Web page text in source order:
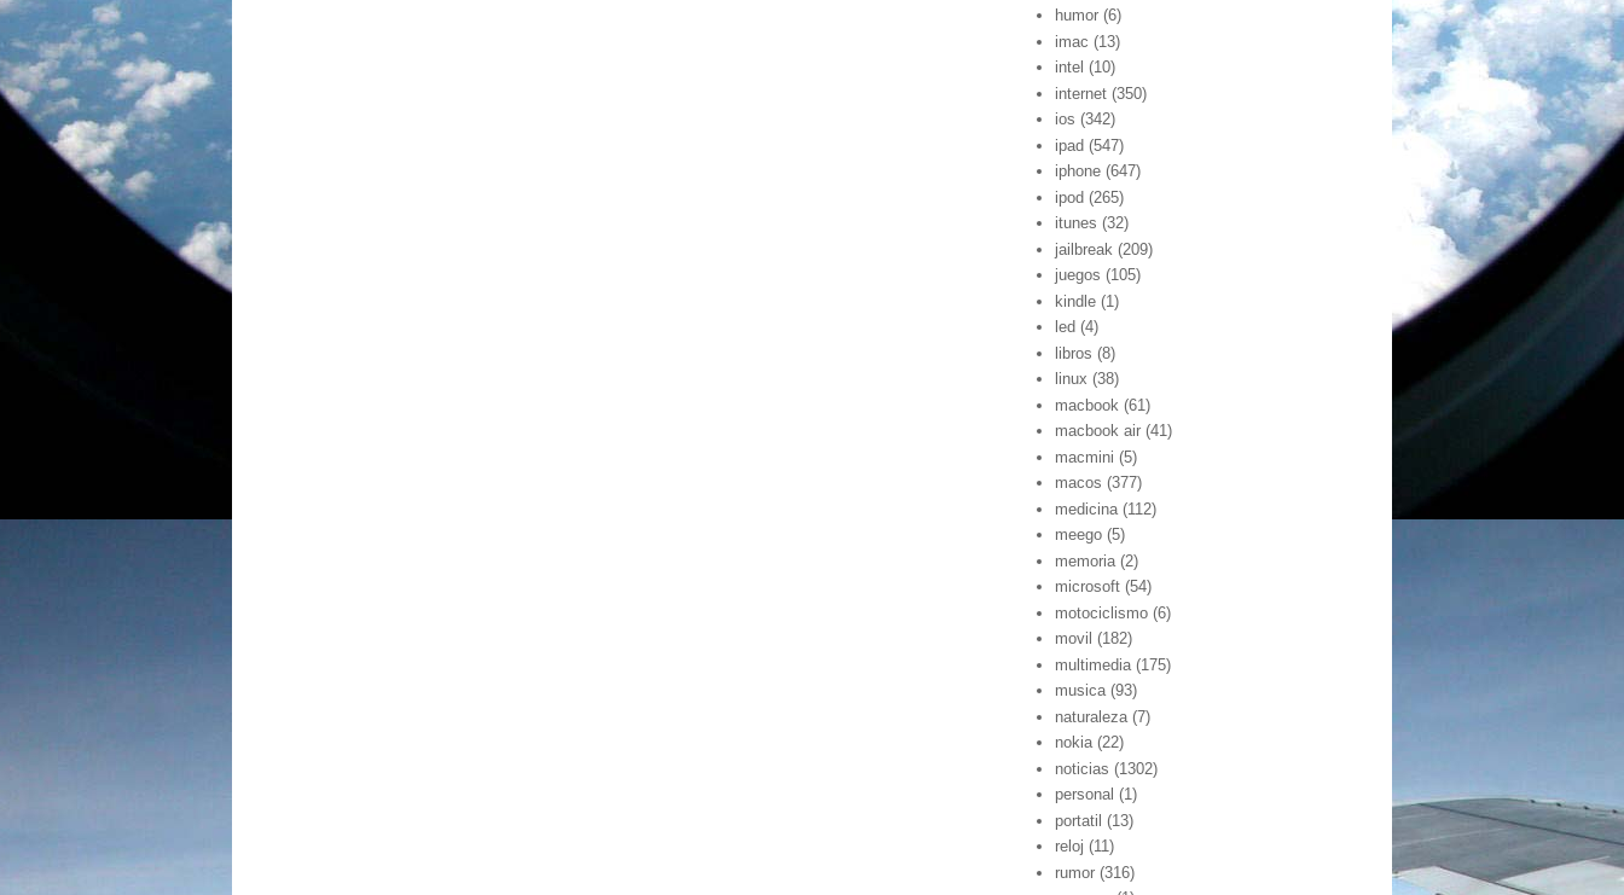
humor (6)
imac (13)
intel (10)
internet (350)
ios (342)
ipad (547)
iphone (647)
ipod (265)
itunes (32)
jailbreak (209)
juegos (105)
kindle (1)
led (4)
libros (8)
linux (38)
macbook (61)
macbook air (41)
macmini (5)
macos (377)
medicina (112)
meego (5)
memoria (2)
microsoft (54)
motociclismo (6)
movil (182)
multimedia (175)
musica (93)
naturaleza (7)
nokia (22)
noticias (1302)
personal (1)
portatil (13)
reloj (11)
rumor (316)